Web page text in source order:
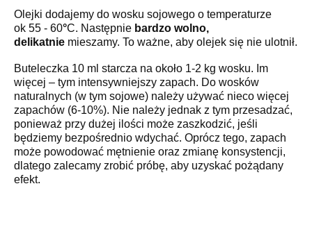
Olejki dodajemy do wosku sojowego o temperaturze
ok 55 - 60°C. Następnie bardzo wolno,
delikatnie mieszamy. To ważne, aby olejek się nie ulotnił.
Buteleczka 10 ml starcza na około 1-2 kg wosku. Im
więcej – tym intensywniejszy zapach. Do wosków
naturalnych (w tym sojowe) należy używać nieco więcej
zapachów (6-10%). Nie należy jednak z tym przesadzać,
ponieważ przy dużej ilości może zaszkodzić, jeśli
będziemy bezpośrednio wdychać. Oprócz tego, zapach
może powodować mętnienie oraz zmianę konsystencji,
dlatego zalecamy zrobić próbę, aby uzyskać pożądany
efekt.